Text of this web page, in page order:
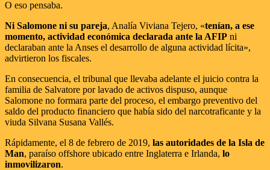
O eso pensaba.
Ni Salomone ni su pareja, Analía Viviana Tejero, «tenían, a ese
momento, actividad económica declarada ante la AFIP ni
declaraban ante la Anses el desarrollo de alguna actividad lícita»,
advirtieron los fiscales.
En consecuencia, el tribunal que llevaba adelante el juicio contra la
familia de Salvatore por lavado de activos dispuso, aunque
Salomone no formara parte del proceso, el embargo preventivo del
saldo del producto financiero que había sido del narcotraficante y la
viuda Silvana Susana Vallés.
Rápidamente, el 8 de febrero de 2019, las autoridades de la Isla de
Man, paraíso offshore ubicado entre Inglaterra e Irlanda, lo
inmovilizaron.